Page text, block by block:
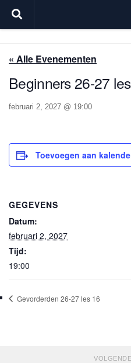
Doorgaan naar inhoud
« Alle Evenementen
Beginners 26-27
februari 2, 2027 @ 19:00
Toevoegen aan
GEGEVENS
Datum:
februari 2, 2027
Tijd:
19:00
Gevorderden 26-27 les 16